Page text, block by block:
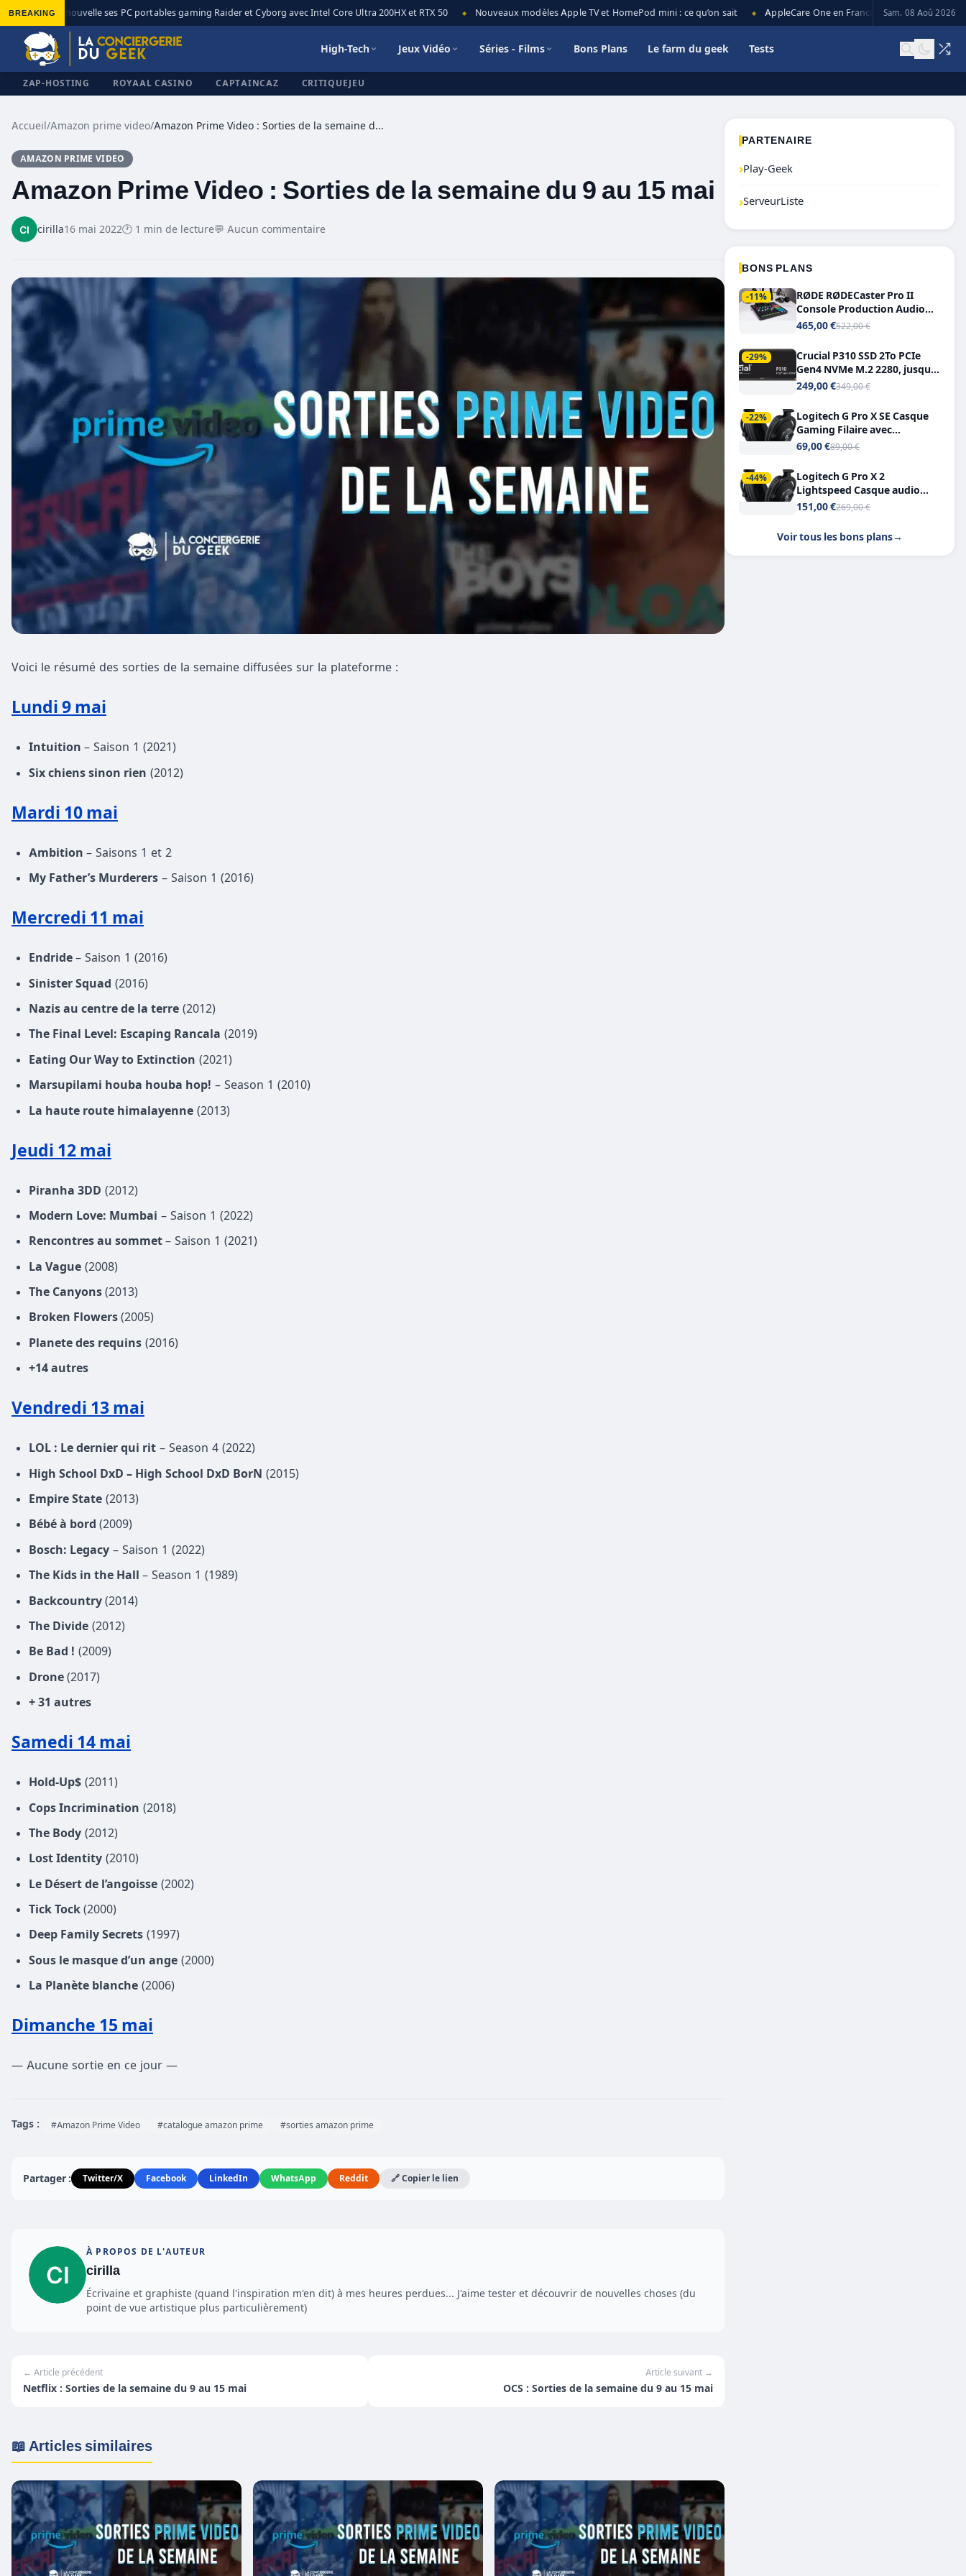
BREAKING
◆ MSI renouvelle ses PC portables gaming Raider et Cyborg avec Intel Core Ultra 200HX et RTX 50 Nouveaux modèles Apple TV et HomePod mini : ce qu’on sait AppleCare One en France : prix, couverture et
Sam. 08 Aoû 2026
High-Tech Jeux Vidéo Séries - Films Bons Plans Le farm du geek Tests
ZAP-HOSTING ROYAAL CASINO CAPTAINCAZ CRITIQUEJEU
Accueil/Amazon prime video/ Amazon Prime Video : Sorties de la semaine du 9 au 15 mai
AMAZON PRIME VIDEO
Amazon Prime Video : Sorties de la semaine du 9 au 15 mai
cirilla16 mai 2022🕐 1 min de lecture💬 Aucun commentaire
Voici le résumé des sorties de la semaine diffusées sur la plateforme :
Lundi 9 mai
Intuition – Saison 1 (2021)
Six chiens sinon rien (2012)
Mardi 10 mai
Ambition – Saisons 1 et 2
My Father’s Murderers – Saison 1 (2016)
Mercredi 11 mai
Endride – Saison 1 (2016)
Sinister Squad (2016)
Nazis au centre de la terre (2012)
The Final Level: Escaping Rancala (2019)
Eating Our Way to Extinction (2021)
Marsupilami houba houba hop! – Season 1 (2010)
La haute route himalayenne (2013)
Jeudi 12 mai
Piranha 3DD (2012)
Modern Love: Mumbai – Saison 1 (2022)
Rencontres au sommet – Saison 1 (2021)
La Vague (2008)
The Canyons (2013)
Broken Flowers (2005)
Planete des requins (2016)
+14 autres
Vendredi 13 mai
LOL : Le dernier qui rit – Season 4 (2022)
High School DxD – High School DxD BorN (2015)
Empire State (2013)
Bébé à bord (2009)
Bosch: Legacy – Saison 1 (2022)
The Kids in the Hall – Season 1 (1989)
Backcountry (2014)
The Divide (2012)
Be Bad ! (2009)
Drone (2017)
+ 31 autres
Samedi 14 mai
Hold-Up$ (2011)
Cops Incrimination (2018)
The Body (2012)
Lost Identity (2010)
Le Désert de l’angoisse (2002)
Tick Tock (2000)
Deep Family Secrets (1997)
Sous le masque d’un ange (2000)
La Planète blanche (2006)
Dimanche 15 mai
— Aucune sortie en ce jour —
Tags : #Amazon Prime Video #catalogue amazon prime #sorties amazon prime
Partager : Twitter/X Facebook LinkedIn WhatsApp Reddit 🔗 Copier le lien
À PROPOS DE L'AUTEUR
cirilla
Écrivaine et graphiste (quand l'inspiration m'en dit) à mes heures perdues... J'aime tester et découvrir de nouvelles choses (du
point de vue artistique plus particulièrement)
← Article précédent
Netflix : Sorties de la semaine du 9 au 15 mai
Article suivant →
OCS : Sorties de la semaine du 9 au 15 mai
📖 Articles similaires
PARTENAIRE
›Play-Geek
›ServeurListe
BONS PLANS
-11%
RØDE RØDECaster Pro II
Console Production Audio
Tout-en-Un, Bluetooth et
465,00 €522,00 €
-29%
Crucial P310 SSD 2To PCIe
Gen4 NVMe M.2 2280, jusqu’à
7.100 Mo/s
249,00 €349,00 €
-22%
Logitech G Pro X SE Casque
Gaming Filaire avec
Microphone Micro
7.1
69,00 €89,00 €
-44%
Logitech G Pro X 2
Lightspeed Casque audio
bluetooth
151,00 €269,00 €
Voir tous les bons plans→